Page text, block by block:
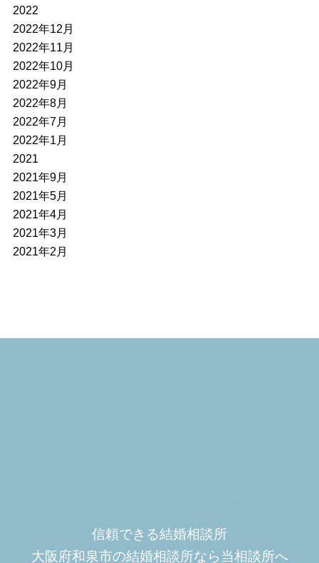
2022
2022年12月
2022年11月
2022年10月
2022年9月
2022年8月
2022年7月
2022年1月
2021
2021年9月
2021年5月
2021年4月
2021年3月
2021年2月
信頼できる結婚相談所
大阪府和泉市の結婚相談所なら当相談所へ